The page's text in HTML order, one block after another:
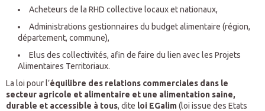
Acheteurs de la RHD collective locaux et nationaux,
Administrations gestionnaires du budget alimentaire (région,
département, commune),
Elus des collectivités, afin de faire du lien avec les Projets
Alimentaires Territoriaux.
La loi pour l’équilibre des relations commerciales dans le
secteur agricole et alimentaire et une alimentation saine,
durable et accessible à tous, dite loi EGalim(loi issue des Etats